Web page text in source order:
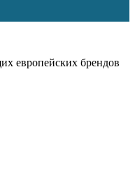
европейских брендов